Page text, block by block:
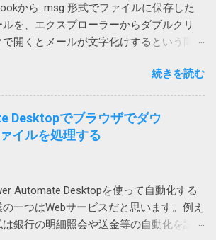
リの不具合で作成や更新に失敗した 作成
新中にWindowsやアプリが異常終了して
半端になった データを保存する部品
、圧縮時の設定を見てみたところ、確か
縮方式がデフォルトのdeflateではなく、
になっていました。 もとのdeflateに戻し
再度圧縮して標準ZIP機能で開いたとこ
ない場合には、元のツールの圧縮方式を
てみる必要があります。取引先から送ら
った。 ちなみに、暗号化方式がZipCrypt
いとやはりWindows 標準のZIP機能では開
いそうです。
発生します。 図2 テーブルに行や列を追
ようとすると、そのテーブルの範囲だけ
張されます。 どういう事かというと、図1
のみセルが追加され、A列やE列は変化があ
せん。 そうすると、下のテーブルは、列
、3だけ下にずれることになり、テーブル
れてしまいます。そのため、最初のエラ
トしようとします。これもまた右側のテ
ルが壊れてしまうため、エラーが起こる
うわけです。 回避策 テーブルに行や列を
から .msg 形式でファイルに保存した
ルを、エクスプローラーからダブルクリ
で開くとメールが文字化けするという問
てみたところ、私や他の方のPCでは文字
せずに開けています。 問題のPCでも、
を落としてから開くと文字化けせずに
ました。 プロセスが異なると化けないの
しれません。 Office（365）の修復を試み
ど効果なし。 別のユーザープロファイル
問題なし 問題はWindowsのローカルアカ
トで発生していました。 そのPCはAzure
続きを読む
Desktopでブラウザでダウ
イルを処理する
Automate Desktopを使って自動化する
の一つはWebサービスだと思います。例え
は銀行の明細照会や送金等の自動化を試